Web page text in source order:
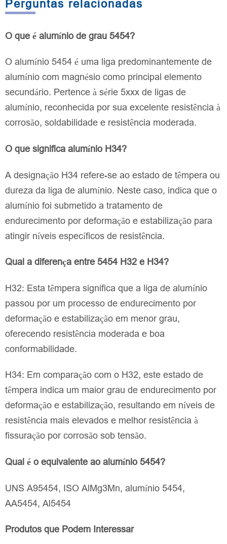
Perguntas relacionadas
O que é alumínio de grau 5454?
O alumínio 5454 é uma liga predominantemente de
alumínio com magnésio como principal elemento
secundário. Pertence à série 5xxx de ligas de
alumínio, reconhecida por sua excelente resistência à
corrosão, soldabilidade e resistência moderada.
O que significa alumínio H34?
A designação H34 refere-se ao estado de têmpera ou
dureza da liga de alumínio. Neste caso, indica que o
alumínio foi submetido a tratamento de
endurecimento por deformação e estabilização para
atingir níveis específicos de resistência.
Qual a diferença entre 5454 H32 e H34?
H32: Esta têmpera significa que a liga de alumínio
passou por um processo de endurecimento por
deformação e estabilização em menor grau,
oferecendo resistência moderada e boa
conformabilidade.
H34: Em comparação com o H32, este estado de
têmpera indica um maior grau de endurecimento por
deformação e estabilização, resultando em níveis de
resistência mais elevados e melhor resistência à
fissuração por corrosão sob tensão.
Qual é o equivalente ao alumínio 5454?
UNS A95454, ISO AlMg3Mn, alumínio 5454,
AA5454, Al5454
Produtos que Podem Interessar